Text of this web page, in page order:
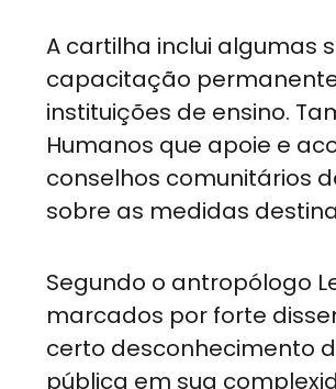
A cartilha inclui algumas
capacitação
instituições de ensino.
Humanos que apoie e
conselhos comunitários
sobre as medidas
Segundo o antropólogo
marcados por forte
certo desconhecimento
pública em sua